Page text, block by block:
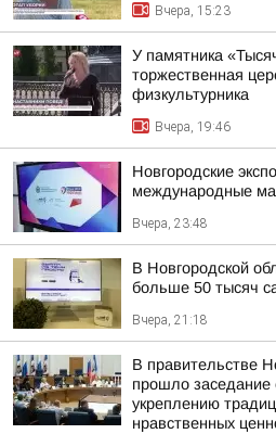
Вчера, 15:23
У памятника
торжественная
физкультурника
Вчера, 19:46
Новгородские
международные
Вчера, 23:48
В Новгородской
больше 50 тысяч
Вчера, 21:18
В правительстве
прошло заседание
укреплению
нравственных